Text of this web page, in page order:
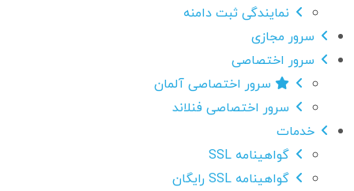
نمایندگی ثبت دامنه
سرور مجازی
سرور اختصاصی
سرور اختصاصی آلمان
سرور اختصاصی فنلاند
خدمات
گواهینامه SSL
گواهینامه SSL رایگان